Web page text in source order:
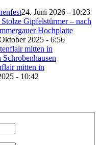
24. Juni 2026 - 10:23
2025 - 6:56
mitten in
- 10:42